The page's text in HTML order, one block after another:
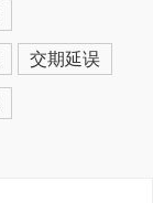
交期延误